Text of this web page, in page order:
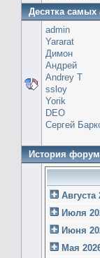
Десятка самых
admin
Yararat
Димон
Андрей
Andrey T
ssloy
Yorik
DEO
Сергей
История
Августа
Июля
Июня
Мая